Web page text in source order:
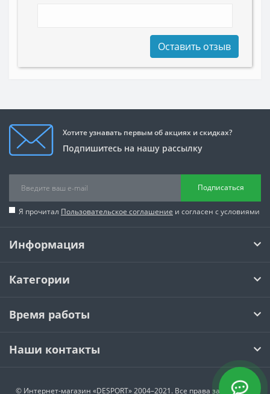
Оставить отзыв
Хотите узнавать первым об акциях и скидках?
Подпишитесь на нашу рассылку
Подписаться
Я прочитал Пользовательское соглашение и согласен с условиями
Информация
Категории
Время работы
Наши контакты
© Интернет-магазин «DESPORT»2004–2021. Все права защищены.